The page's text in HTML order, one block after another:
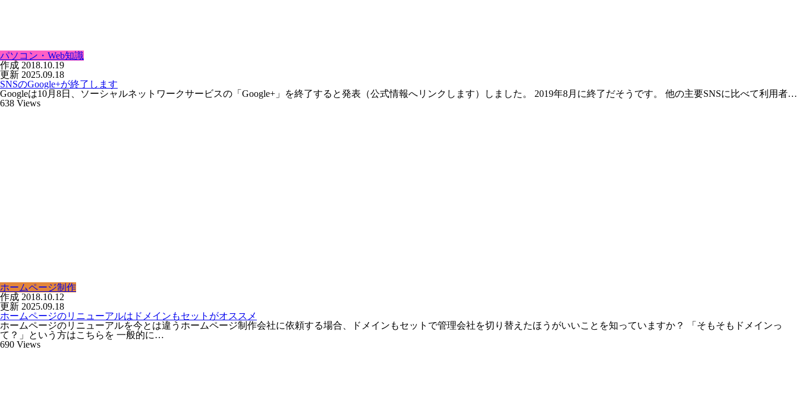
パソコン・Web知識
作成 2018.10.19
更新 2025.09.18
SNSのGoogle+が終了します
Googleは10月8日、ソーシャルネットワークサービスの「Google+」を終了すると発表（公式情報へリンクします）しました。 2019年8月に終了だそうです。 他の主要SNSに比べて利用者…
638 Views
ホームページ制作
作成 2018.10.12
更新 2025.09.18
ホームページのリニューアルはドメインもセットがオススメ
ホームページのリニューアルを今とは違うホームページ制作会社に依頼する場合、ドメインもセットで管理会社を切り替えたほうがいいことを知っていますか？ 「そもそもドメインっ
て？」という方はこちらを 一般的に…
690 Views